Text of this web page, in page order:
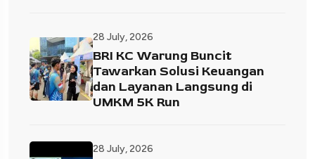
28 July, 2026
BRI KC Warung Buncit
Tawarkan Solusi Keuangan
dan Layanan Langsung di
UMKM 5K Run
28 July, 2026